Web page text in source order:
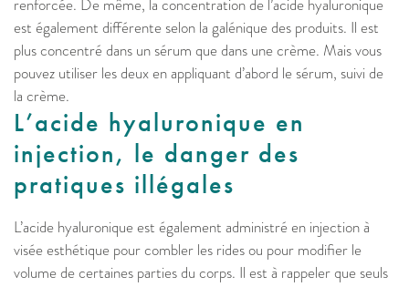
renforcée. De même, la concentration de l’acide hyaluronique
est également différente selon la galénique des produits. Il est
plus concentré dans un sérum que dans une crème. Mais vous
pouvez utiliser les deux en appliquant d’abord le sérum, suivi de
la crème.
L’acide hyaluronique en
injection, le danger des
pratiques illégales
L’acide hyaluronique est également administré en injection à
visée esthétique pour combler les rides ou pour modifier le
volume de certaines parties du corps. Il est à rappeler que seuls